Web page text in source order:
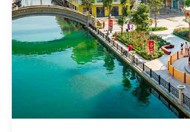
越南航空
北越雙龍灣、峴港巴
道、美托生態